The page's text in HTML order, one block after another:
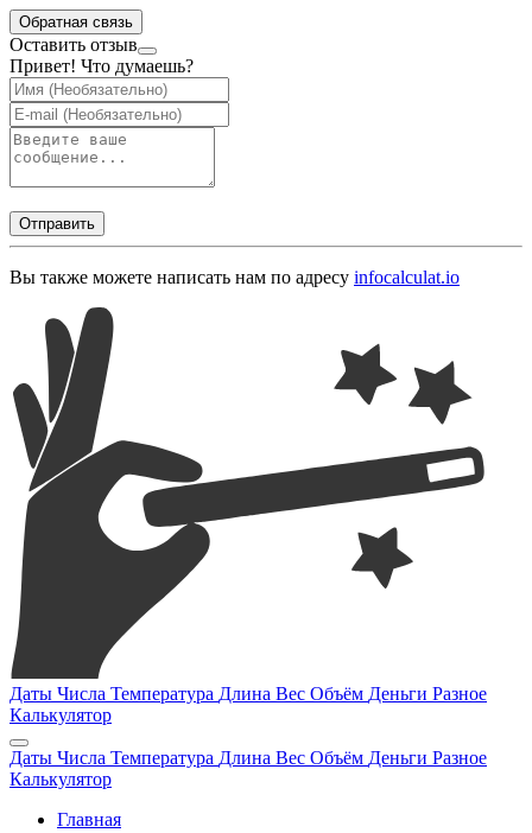
Обратная связь
Оставить отзыв
Привет! Что думаешь?
Отправить
Вы также можете написать нам по адресу infocalculat.io
Даты Числа Температура Длина Вес Объём Деньги Разное
Калькулятор
Даты Числа Температура Длина Вес Объём Деньги Разное
Калькулятор
Главная